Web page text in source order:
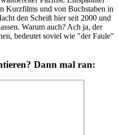
Kurzfilms und von Buchstaben in
den Scheiß hier seit 2000 und
Warum auch? Ach ja, der
bedeutet soviel wie "der Faule"
Dann mal ran: